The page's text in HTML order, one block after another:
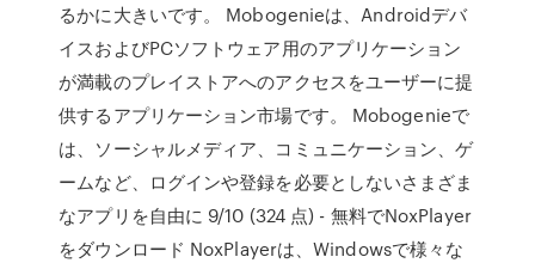
るかに大きいです。 Mobogenieは、Androidデバ
イスおよびPCソフトウェア用のアプリケーション
が満載のプレイストアへのアクセスをユーザーに提
供するアプリケーション市場です。 Mobogenieで
は、ソーシャルメディア、コミュニケーション、ゲ
ームなど、ログインや登録を必要としないさまざま
なアプリを自由に 9/10 (324 点) - 無料でNoxPlayer
をダウンロード NoxPlayerは、Windowsで様々な